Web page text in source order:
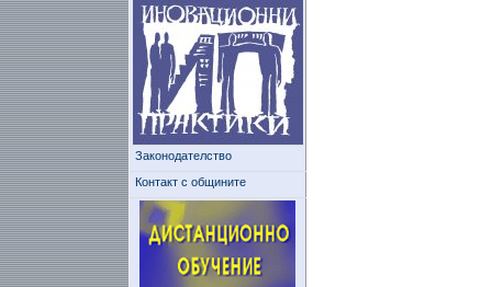
Законодателство
Контакт с общините